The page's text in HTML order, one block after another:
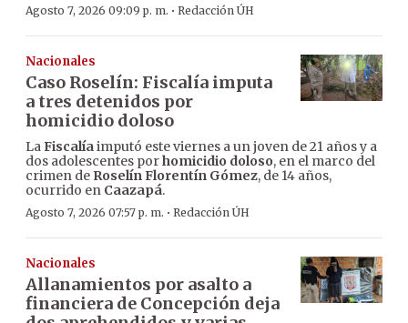
Agosto 7, 2026 09:09 p. m. · Redacción ÚH
Nacionales
Caso Roselín: Fiscalía imputa
a tres detenidos por
homicidio doloso
LaFiscalíaimputó este viernes a un joven de 21 años y a
dos adolescentes porhomicidio doloso, en el marco del
crimen de Roselín Florentín Gómez, de 14 años,
ocurrido en Caazapá.
Agosto 7, 2026 07:57 p. m. · Redacción ÚH
Nacionales
Allanamientos por asalto a
financiera de Concepción deja